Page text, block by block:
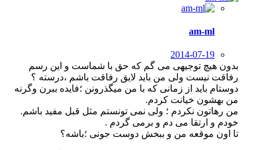
am-ml
2014-07-19
بدون هیچ توجیهی می گم که حق با شماست و این رسم
رفاقت نیست ولی من باید لایق رفاقت باشم ،درسته ؟
دوستام باید از زمانی که با من میگذرونن ؛فایده ببرن وگرنه
من بهشون خیانت کردم.
من رهاتون نکردم ؛ ولی نمی تونستم مثل قبل مفید باشم.
خودم و ارتقا می دم و برمی گردم .
تا اون موقعه من و ببخش دوست جونی ؛باشه؟